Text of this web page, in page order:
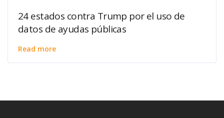
24 estados contra Trump por el uso de
datos de ayudas públicas
Read more